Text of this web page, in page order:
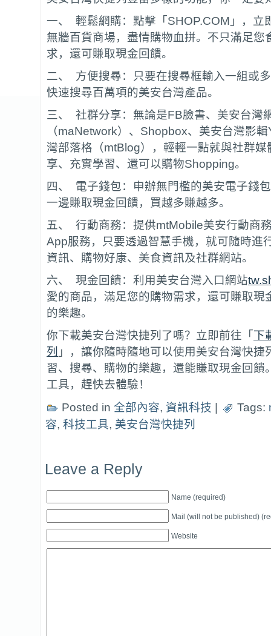
一、 輕鬆網購：點擊「SHOP.COM」，立
無牆百貨商場，盡情購物血拼。不只滿足您
求，還可賺取現金回饋。
二、 方便搜尋：只要在搜尋框輸入一組或
快速搜尋百萬項的美安台灣產品。
三、 社群分享：無論是FB臉書、美安台灣
（maNetwork）、Shopbox、美安台灣影
灣部落格（mtBlog），輕輕一點就與社群
享、充實學習、還可以購物Shopping。
四、 電子錢包：申辦無門檻的美安電子錢
一邊賺取現金回饋，買越多賺越多。
五、 行動商務：提供mtMobile美安行動商
App服務，只要透過智慧手機，就可隨時進
資訊、購物好康、美食資訊及社群網站。
六、 現金回饋：利用美安台灣入口網站
愛的商品，滿足您的購物需求，還可賺取現
的樂趣。
你下載美安台灣快捷列了嗎？立即前往「下
列 」，讓你隨時隨地可以使用美安台灣快捷
習、搜尋、購物的樂趣，還能賺取現金回饋
工具，趕快去體驗！
Posted in 全部內容, 資訊科技 | Tags:
容, 科技工具, 美安台灣快捷列
Leave a Reply
Name (required)
Mail (will not be published)
Website